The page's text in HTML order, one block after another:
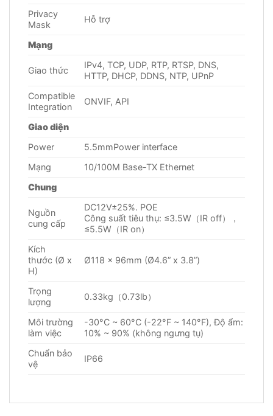
Privacy
Mask
Hỗ trợ
Mạng
Giao thức
IPv4, TCP, UDP, RTP, RTSP, DNS,
HTTP, DHCP, DDNS, NTP, UPnP
Compatible
Integration
ONVIF, API
Giao diện
Power
5.5mmPower interface
Mạng
10/100M Base-TX Ethernet
Chung
Nguồn
cung cấp
DC12V±25%. POE
Công suất tiêu thụ: ≤3.5W（IR off），
≤5.5W（IR on）
Kích
thước (Ø x
H)
Ø118 x 96mm (Ø4.6” x 3.8”)
Trọng
lượng
0.33kg（0.73lb）
Môi trường
làm việc
-30°C ~ 60°C (-22°F ~ 140°F), Độ ẩm:
10% ~ 90% (không ngưng tụ)
Chuẩn bảo
vệ
IP66